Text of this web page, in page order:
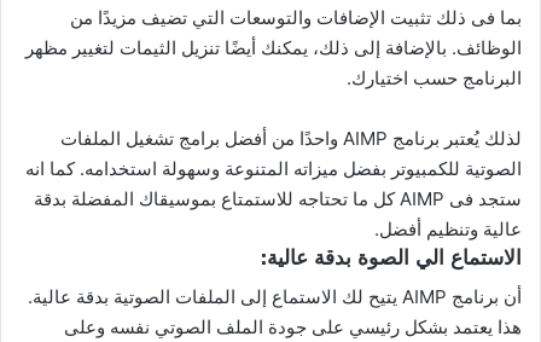
بما فى ذلك تثبيت الإضافات والتوسعات التي تضيف مزيدًا من
الوظائف. بالإضافة إلى ذلك، يمكنك أيضًا تنزيل الثيمات لتغيير مظهر
البرنامج حسب اختيارك.
لذلك يُعتبر برنامج AIMP واحدًا من أفضل برامج تشغيل الملفات
الصوتية للكمبيوتر بفضل ميزاته المتنوعة وسهولة استخدامه. كما انه
ستجد فى AIMP كل ما تحتاجه للاستمتاع بموسيقاك المفضلة بدقة
عالية وتنظيم أفضل.
الاستماع الي الصوة بدقة عالية:
أن برنامج AIMP يتيح لك الاستماع إلى الملفات الصوتية بدقة عالية.
هذا يعتمد بشكل رئيسي على جودة الملف الصوتي نفسه وعلى